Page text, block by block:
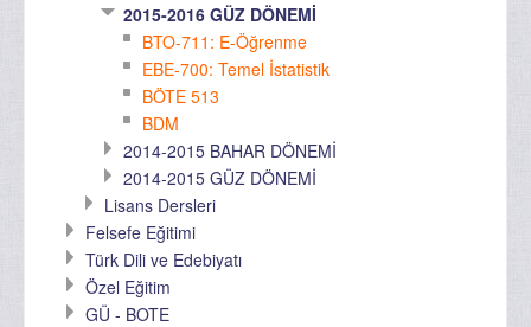
2015-2016 GÜZ DÖNEMİ
BTO-711: E-Öğrenme
EBE-700: Temel İstatistik
BÖTE 513
BDM
2014-2015 BAHAR DÖNEMİ
2014-2015 GÜZ DÖNEMİ
Lisans Dersleri
Felsefe Eğitimi
Türk Dili ve Edebiyatı
Özel Eğitim
GÜ - BOTE